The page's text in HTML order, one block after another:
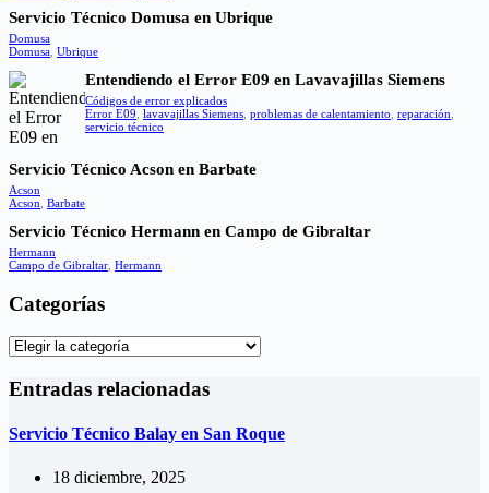
Servicio Técnico Domusa en Ubrique
Domusa
Domusa Ubrique
Entendiendo el Error E09 en Lavavajillas Siemens
Códigos de error explicados
Error E09 lavavajillas Siemens problemas de calentamiento reparación
servicio técnico
Servicio Técnico Acson en Barbate
Acson
Acson Barbate
Servicio Técnico Hermann en Campo de Gibraltar
Hermann
Campo de Gibraltar Hermann
Categorías
Categorías
Entradas relacionadas
Servicio Técnico Balay en San Roque
18 diciembre, 2025